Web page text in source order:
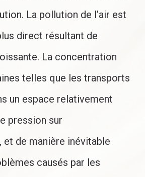
La pollution de l’air est
direct résultant de
La concentration
telles que les transports
un espace relativement
pression sur
et de manière inévitable
causés par les